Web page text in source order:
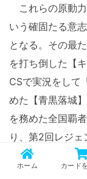
これらの原動
いう確固たる意
となる。その最
を打ち倒した【
CSで実況をして
めた【青黒落城
を務めた全国覇
り、第2回レジ
単ループ】なの
技環境における
ホーム カード